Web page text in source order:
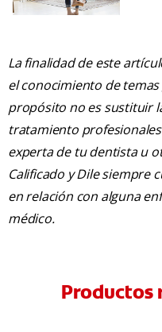
La finalidad de este
el conocimiento de
propósito no es sustituir
tratamiento
experta de tu dentista u
Calificado y Dile siempre
en relación con alguna
médico.
Productos